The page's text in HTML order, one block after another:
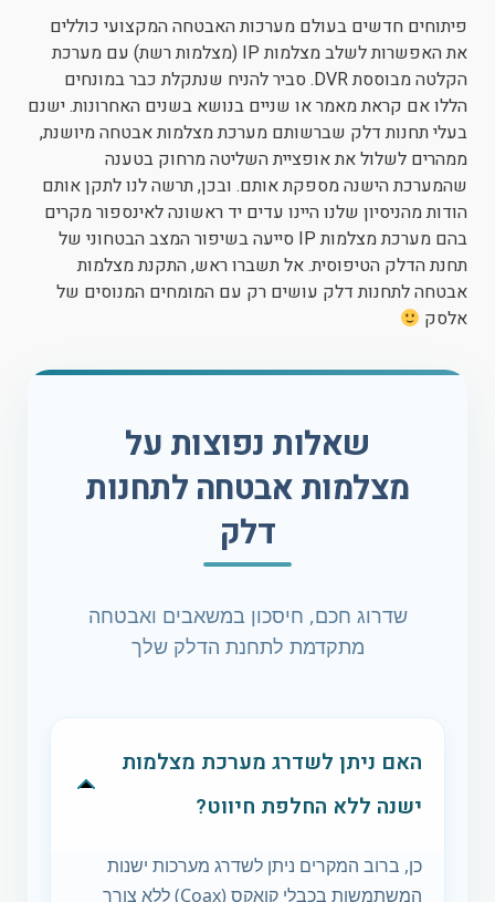
פיתוחים חדשים בעולם מערכות האבטחה המקצועי כוללים
את האפשרות לשלב מצלמות IP (מצלמות רשת) עם מערכת
הקלטה מבוססת DVR. סביר להניח שנתקלת כבר במונחים
הללו אם קראת מאמר או שניים בנושא בשנים האחרונות. ישנם
בעלי תחנות דלק שברשותם מערכת מצלמות אבטחה מיושנת,
ממהרים לשלול את אופציית השליטה מרחוק בטענה
שהמערכת הישנה מספקת אותם. ובכן, תרשה לנו לתקן אותם
הודות מהניסיון שלנו היינו עדים יד ראשונה לאינספור מקרים
בהם מערכת מצלמות IP סייעה בשיפור המצב הבטחוני של
תחנת הדלק הטיפוסית. אל תשברו ראש, התקנת מצלמות
אבטחה לתחנות דלק עושים רק עם המומחים המנוסים של
אלסק
שאלות נפוצות על
מצלמות אבטחה לתחנות
דלק
שדרוג חכם, חיסכון במשאבים ואבטחה
מתקדמת לתחנת הדלק שלך
האם ניתן לשדרג מערכת מצלמות
ישנה ללא החלפת חיווט?
כן, ברוב המקרים ניתן לשדרג מערכות ישנות
המשתמשות בכבלי קואקס (Coax) ללא צורך